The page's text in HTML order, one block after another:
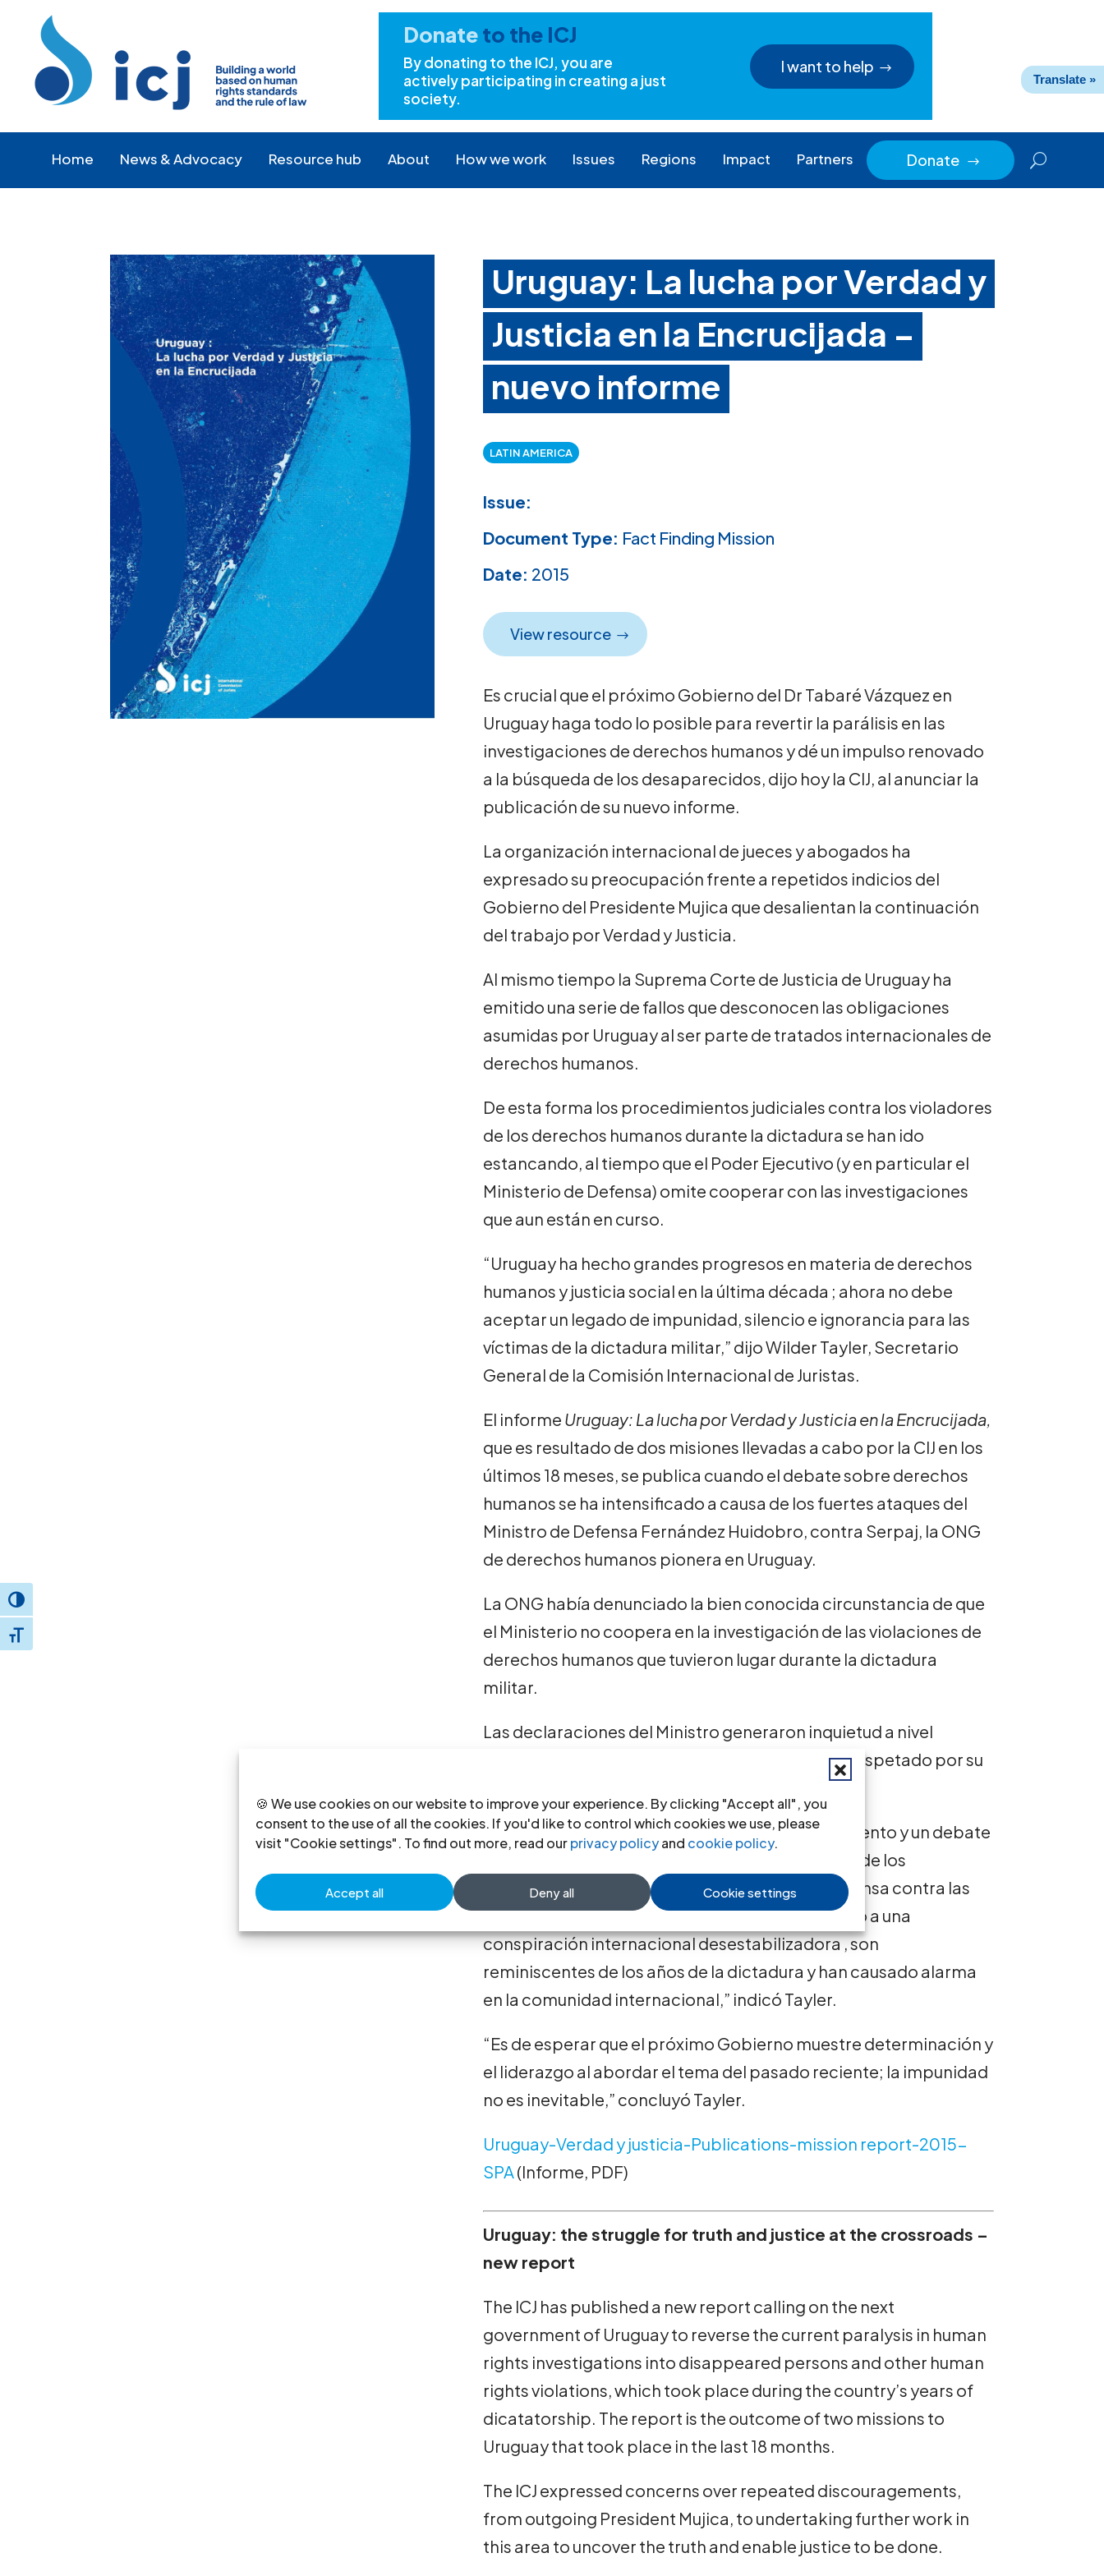
🍪 We use cookies on our website to improve your experience. By clicking "Accept all", you
consent to the use of all the cookies. If you'd like to control which cookies we use, please
visit "Cookie settings". To find out more, read ourprivacy policyand cookie policy.
Accept all Deny all Cookie settings
Content
navigation
Toggle High Contrast
Toggle Font size
Donateto the ICJ
By donating to the ICJ, you are
actively participating in creating a just
society.
I want to help
Home News & Advocacy Resource hub About How we work Issues Regions Impact Partners Donate $
Uruguay: La lucha por Verdad y
Justicia en la Encrucijada –
nuevo informe
LATIN AMERICA
Issue:
Document Type: Fact Finding Mission
Date: 2015
View resource
Es crucial que el próximo Gobierno del Dr Tabaré Vázquez en
Uruguay haga todo lo posible para revertir la parálisis en las
investigaciones de derechos humanos y dé un impulso renovado
a la búsqueda de los desaparecidos, dijo hoy la CIJ, al anunciar la
publicación de su nuevo informe.
La organización internacional de jueces y abogados ha
expresado su preocupación frente a repetidos indicios del
Gobierno del Presidente Mujica que desalientan la continuación
del trabajo por Verdad y Justicia.
Al mismo tiempo la Suprema Corte de Justicia de Uruguay ha
emitido una serie de fallos que desconocen las obligaciones
asumidas por Uruguay al ser parte de tratados internacionales de
derechos humanos.
De esta forma los procedimientos judiciales contra los violadores
de los derechos humanos durante la dictadura se han ido
estancando, al tiempo que el Poder Ejecutivo (y en particular el
Ministerio de Defensa) omite cooperar con las investigaciones
que aun están en curso.
“Uruguay ha hecho grandes progresos en materia de derechos
humanos y justicia social en la última década ; ahora no debe
aceptar un legado de impunidad, silencio e ignorancia para las
víctimas de la dictadura militar,” dijo Wilder Tayler, Secretario
General de la Comisión Internacional de Juristas.
El informe Uruguay: La lucha por Verdad y Justicia en la Encrucijada,
que es resultado de dos misiones llevadas a cabo por la CIJ en los
últimos 18 meses, se publica cuando el debate sobre derechos
humanos se ha intensificado a causa de los fuertes ataques del
Ministro de Defensa Fernández Huidobro, contra Serpaj, la ONG
de derechos humanos pionera en Uruguay.
La ONG había denunciado la bien conocida circunstancia de que
el Ministerio no coopera en la investigación de las violaciones de
derechos humanos que tuvieron lugar durante la dictadura
militar.
Las declaraciones del Ministro generaron inquietud a nivel
internacional donde el SERPAJ es reconocido y respetado por su
“Organismos como Serpaj merecen reconocimiento y un debate
respetuoso que permita avanzar en la búsqueda de los
desaparecidos. Los ataques del Ministro de Defensa contra las
organizaciones de derechos humanos, aludiendo a una
conspiración internacional desestabilizadora , son
reminiscentes de los años de la dictadura y han causado alarma
en la comunidad internacional,” indicó Tayler.
“Es de esperar que el próximo Gobierno muestre determinación y
el liderazgo al abordar el tema del pasado reciente; la impunidad
no es inevitable,” concluyó Tayler.
Uruguay-Verdad y justicia-Publications-mission report-2015-
SPA (Informe, PDF)
Uruguay: the struggle for truth and justice at the crossroads –
new report
The ICJ has published a new report calling on the next
government of Uruguay to reverse the current paralysis in human
rights investigations into disappeared persons and other human
rights violations, which took place during the country’s years of
dicatatorship. The report is the outcome of two missions to
Uruguay that took place in the last 18 months.
The ICJ expressed concerns over repeated discouragements,
from outgoing President Mujica, to undertaking further work in
this area to uncover the truth and enable justice to be done.
Translate »